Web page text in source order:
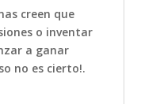
creen que
o inventar
a ganar
no es cierto!.